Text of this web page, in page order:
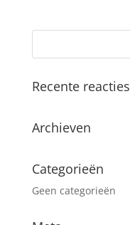
Recente reacties
Archieven
Categorieën
Geen categorieën